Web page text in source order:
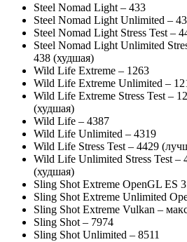
Steel Nomad Light – 433
Steel Nomad Light Unlimited –
Steel Nomad Light Stress Test –
Steel Nomad Light Unlimited
438 (худшая)
Wild Life Extreme – 1263
Wild Life Extreme Unlimited –
Wild Life Extreme Stress Test –
(худшая)
Wild Life – 4387
Wild Life Unlimited – 4319
Wild Life Stress Test – 4429
Wild Life Unlimited Stress Test –
(худшая)
Sling Shot Extreme OpenGL ES
Sling Shot Extreme Unlimited
Sling Shot Extreme Vulkan –
Sling Shot – 7974
Sling Shot Unlimited – 8511